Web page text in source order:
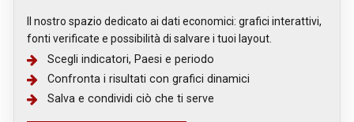
Il nostro spazio dedicato ai dati economici: grafici interattivi,
fonti verificate e possibilità di salvare i tuoi layout.
Scegli indicatori, Paesi e periodo
Confronta i risultati con grafici dinamici
Salva e condividi ciò che ti serve